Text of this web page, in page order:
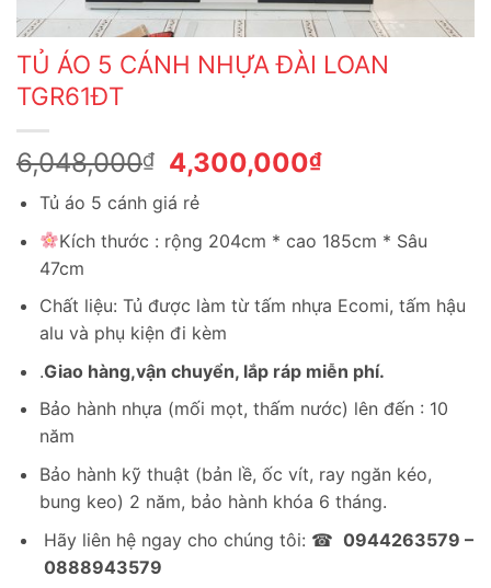
TỦ ÁO 5 CÁNH NHỰA ĐÀI LOAN
TGR61ĐT
6,048,000₫
Giá
gốc
là:
6,048,000₫.
4,300,000₫Giá
là:
Tủ áo 5 cánh giá rẻ
Kích thước : rộng 204cm * cao 185cm * Sâu
47cm
Chất liệu: Tủ được làm từ tấm nhựa Ecomi, tấm hậu
alu và phụ kiện đi kèm
.Giao hàng,vận chuyển, lắp ráp miễn phí.
Bảo hành nhựa (mối mọt, thấm nước) lên đến : 10
năm
Bảo hành kỹ thuật (bản lề, ốc vít, ray ngăn kéo,
bung keo) 2 năm, bảo hành khóa 6 tháng.
Hãy liên hệ ngay cho chúng tôi: ☎ 0944263579 –
0888943579